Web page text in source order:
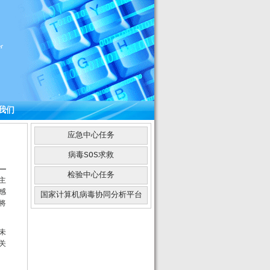
们
应急中心任务
病毒SOS求救
检验中心任务
国家计算机病毒协同分析平台